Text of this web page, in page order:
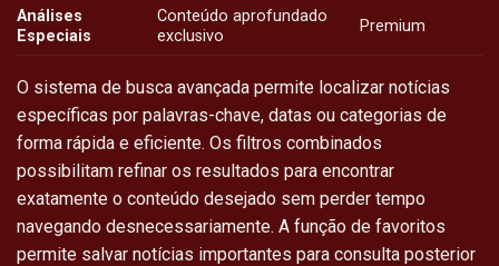
Análises
Especiais
Conteúdo aprofundado
exclusivo
Premium
O sistema de busca avançada permite localizar notícias
específicas por palavras-chave, datas ou categorias de
forma rápida e eficiente. Os filtros combinados
possibilitam refinar os resultados para encontrar
exatamente o conteúdo desejado sem perder tempo
navegando desnecessariamente. A função de favoritos
permite salvar notícias importantes para consulta posterior